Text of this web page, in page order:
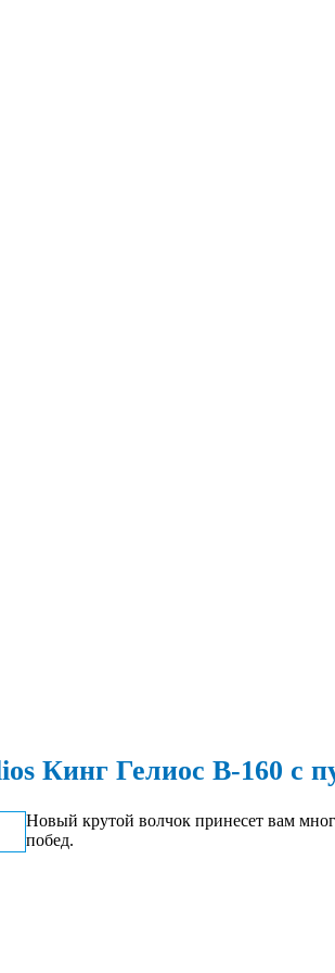
Кинг Гелиос B-160 с
Новый крутой волчок принесет вам
побед.